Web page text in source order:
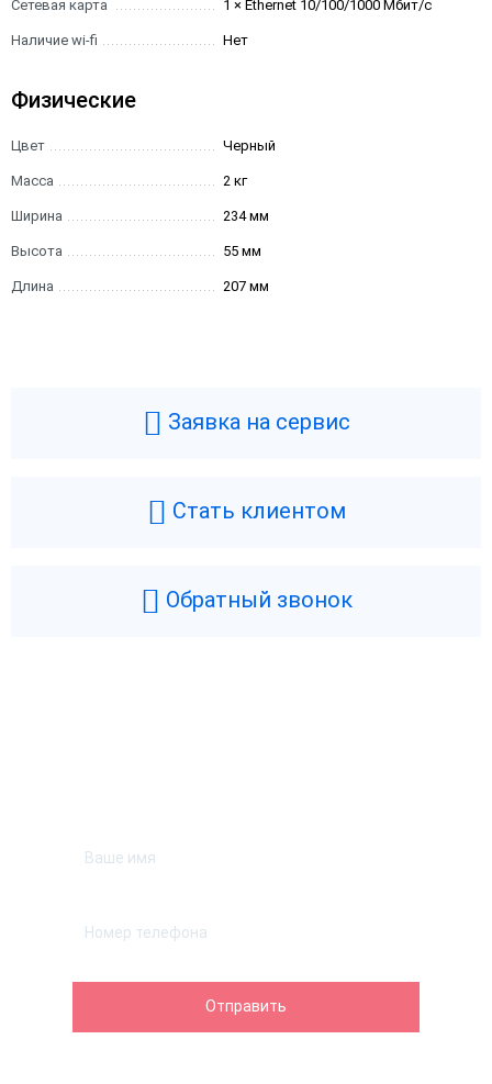
Сетевая карта 1 × Ethernet 10/100/1000 Мбит/с
Наличие wi-fi Нет
Физические
Цвет Черный
Масса 2 кг
Ширина 234 мм
Высота 55 мм
Длина 207 мм
Заявка на сервис
Стать клиентом
Обратный звонок